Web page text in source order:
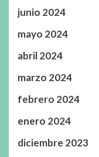
junio 2024
mayo 2024
abril 2024
marzo 2024
febrero 2024
enero 2024
diciembre 2023